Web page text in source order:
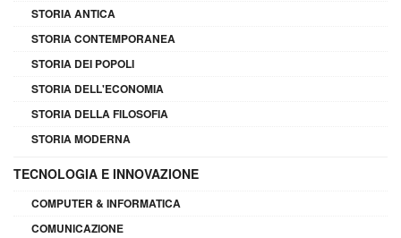
STORIA ANTICA
STORIA CONTEMPORANEA
STORIA DEI POPOLI
STORIA DELL'ECONOMIA
STORIA DELLA FILOSOFIA
STORIA MODERNA
TECNOLOGIA E INNOVAZIONE
COMPUTER & INFORMATICA
COMUNICAZIONE